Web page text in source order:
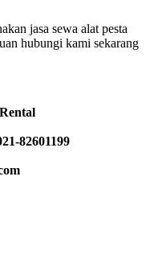
jasa sewa alat pesta
hubungi kami sekarang
82601199